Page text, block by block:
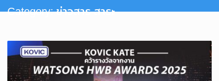
Category: ข่าวสาร สาระ